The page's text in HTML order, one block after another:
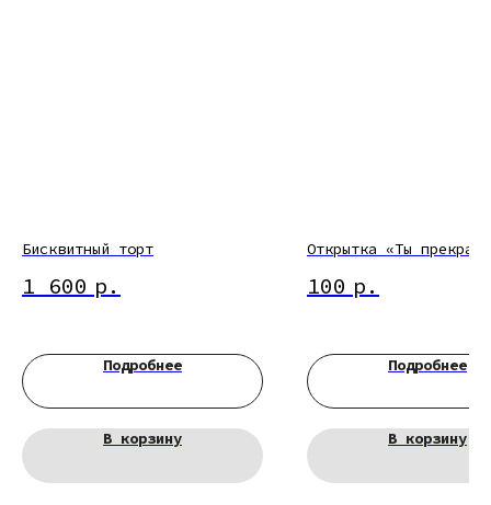
Бисквитный торт
1 600 р.
Подробнее
В корзину
Открытка «Ты
100 р.
Подробнее
В корзину